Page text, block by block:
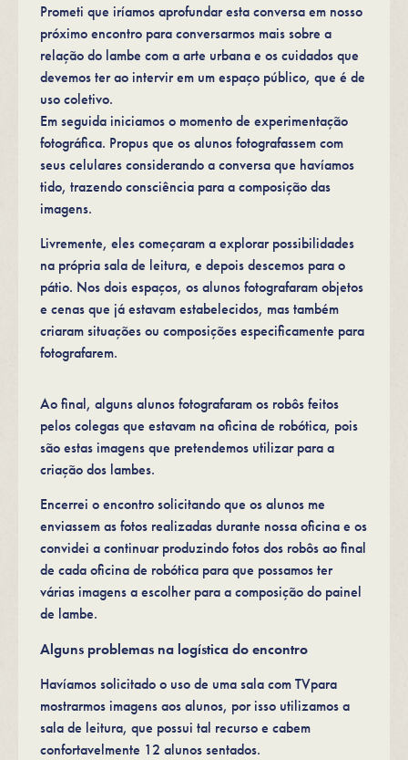
Prometi que iríamos aprofundar esta conversa em nosso
próximo encontro para conversarmos mais sobre a
relação do lambe com a arte urbana e os cuidados que
devemos ter ao intervir em um espaço público, que é de
uso coletivo.
Em seguida iniciamos o momento de experimentação
fotográfica. Propus que os alunos fotografassem com
seus celulares considerando a conversa que havíamos
tido, trazendo consciência para a composição das
imagens.
Livremente, eles começaram a explorar possibilidades
na própria sala de leitura, e depois descemos para o
pátio. Nos dois espaços, os alunos fotografaram objetos
e cenas que já estavam estabelecidos, mas também
criaram situações ou composições especificamente para
fotografarem.
Ao final, alguns alunos fotografaram os robôs feitos
pelos colegas que estavam na oficina de robótica, pois
são estas imagens que pretendemos utilizar para a
criação dos lambes.
Encerrei o encontro solicitando que os alunos me
enviassem as fotos realizadas durante nossa oficina e os
convidei a continuar produzindo fotos dos robôs ao final
de cada oficina de robótica para que possamos ter
várias imagens a escolher para a composição do painel
de lambe.
Alguns problemas na logística do encontro
Havíamos solicitado o uso de uma sala com TVpara
mostrarmos imagens aos alunos, por isso utilizamos a
sala de leitura, que possui tal recurso e cabem
confortavelmente 12 alunos sentados.